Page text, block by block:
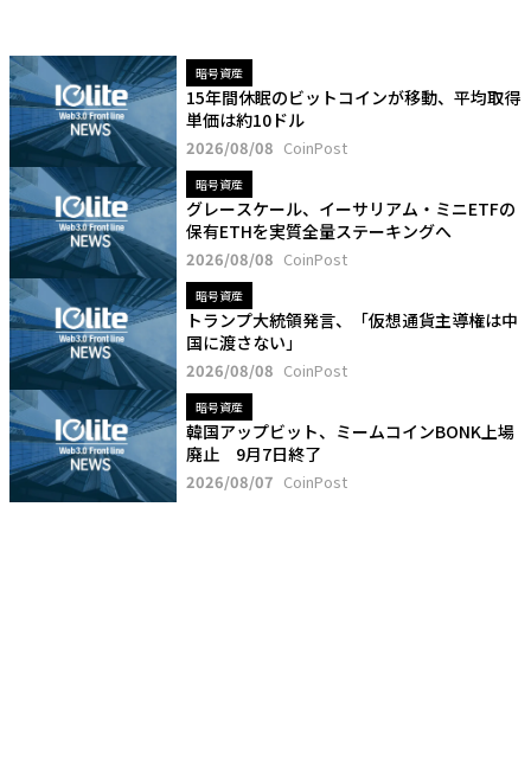
暗号資産
15年間休眠のビットコインが移動、平均取得
単価は約10ドル
2026/08/08 CoinPost
暗号資産
グレースケール、イーサリアム・ミニETFの
保有ETHを実質全量ステーキングへ
2026/08/08 CoinPost
暗号資産
トランプ大統領発言、「仮想通貨主導権は中
国に渡さない」
2026/08/08 CoinPost
暗号資産
韓国アップビット、ミームコインBONK上場
廃止 9月7日終了
2026/08/07 CoinPost